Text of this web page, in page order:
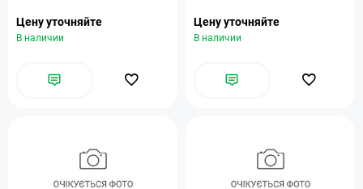
Цену уточняйте
В наличии
Цену уточняйте
В наличии